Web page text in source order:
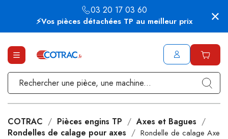
⚡Vos pièces détachées TP au meilleur prix
03 20 17 03 60
COTRAC Pièces engins TP
Axes et Bagues
Rondelles de calage pour axes
Rondelle de calage Axe